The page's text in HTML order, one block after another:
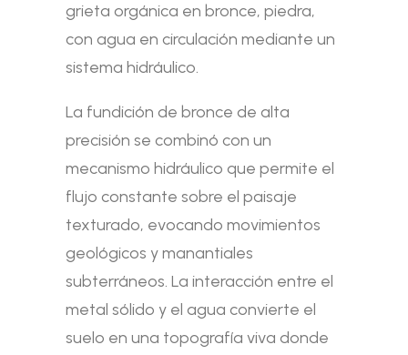
grieta orgánica en bronce, piedra,
con agua en circulación mediante un
sistema hidráulico.
La fundición de bronce de alta
precisión se combinó con un
mecanismo hidráulico que permite el
flujo constante sobre el paisaje
texturado, evocando movimientos
geológicos y manantiales
subterráneos. La interacción entre el
metal sólido y el agua convierte el
suelo en una topografía viva donde